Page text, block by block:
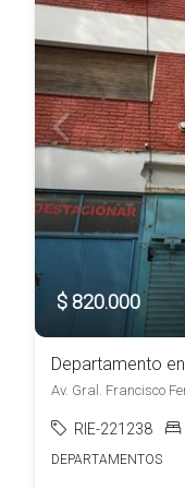
$ 820.000
Departamento
RIE-221238
DEPARTAMENTOS